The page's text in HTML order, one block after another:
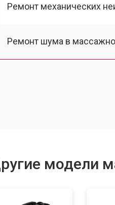
Ремонт механических
Ремонт шума в
модели